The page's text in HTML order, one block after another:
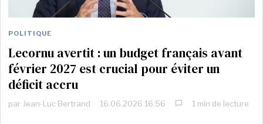
POLITIQUE
Lecornu avertit : un budget français avant
février 2027 est crucial pour éviter un
déficit accru
par Jean-Luc Bertrand 16.06.2026 16:56 1 min de lecture